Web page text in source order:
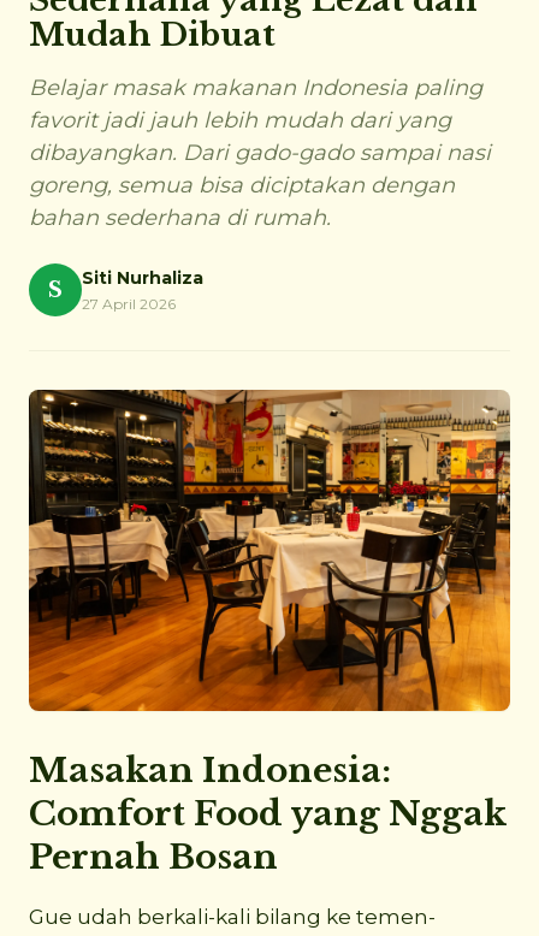
Mudah Dibuat
Belajar masak makanan Indonesia paling
favorit jadi jauh lebih mudah dari yang
dibayangkan. Dari gado-gado sampai nasi
goreng, semua bisa diciptakan dengan
bahan sederhana di rumah.
S Siti Nurhaliza
27 April 2026
Masakan Indonesia:
Comfort Food yang Nggak
Pernah Bosan
Gue udah berkali-kali bilang ke temen-